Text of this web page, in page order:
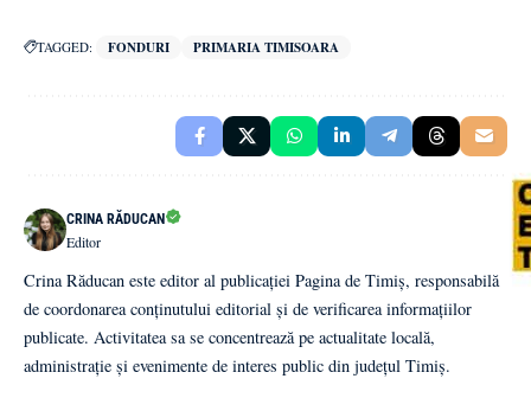
TAGGED: FONDURI PRIMARIA TIMISOARA
CRINA RĂDUCAN
Editor
Crina Răducan este editor al publicației Pagina de Timiș, responsabilă
de coordonarea conținutului editorial și de verificarea informațiilor
publicate. Activitatea sa se concentrează pe actualitate locală,
administrație și evenimente de interes public din județul Timiș.